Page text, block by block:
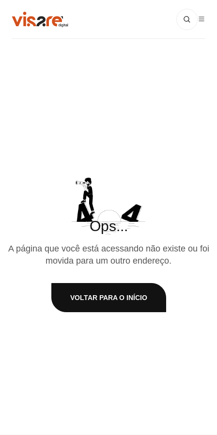
Ops...
A página que você está acessando não existe ou foi
movida para um outro endereço.
VOLTAR PARA O INÍCIO